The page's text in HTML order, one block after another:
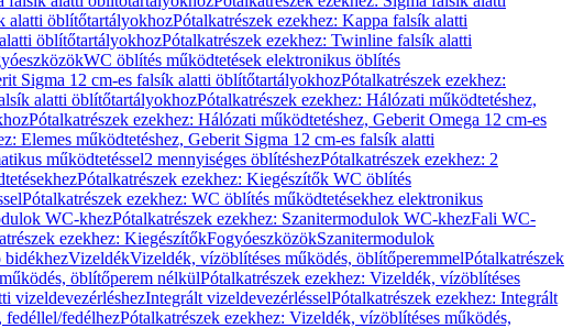
alatti öblítőtartályokhozPótalkatrészek ezekhez: Kappa falsík alatti
öblítőtartályokhozPótalkatrészek ezekhez: Twinline falsík alatti
WC öblítés működtetések elektronikus öblítés
Sigma 12 cm-es falsík alatti öblítőtartályokhozPótalkatrészek ezekhez:
alatti öblítőtartályokhozPótalkatrészek ezekhez: Hálózati működtetéshez,
Pótalkatrészek ezekhez: Hálózati működtetéshez, Geberit Omega 12 cm-es
Elemes működtetéshez, Geberit Sigma 12 cm-es falsík alatti
működtetéssel2 mennyiséges öblítéshezPótalkatrészek ezekhez: 2
Pótalkatrészek ezekhez: Kiegészítők WC öblítés
Pótalkatrészek ezekhez: WC öblítés működtetésekhez elektronikus
WC-khezPótalkatrészek ezekhez: Szanitermodulok WC-khezFali WC-
ezekhez: KiegészítőkFogyóeszközökSzanitermodulok
bidékhezVizeldékVizeldék, vízöblítéses működés, öblítőperemmelPótalkatrészek
öblítőperem nélkülPótalkatrészek ezekhez: Vizeldék, vízöblítéses
vizeldevezérléshezIntegrált vizeldevezérlésselPótalkatrészek ezekhez: Integrált
fedéllel/fedélhezPótalkatrészek ezekhez: Vizeldék, vízöblítéses működés,